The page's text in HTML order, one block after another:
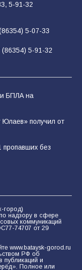
5-91-32
5-07-33
(86354) 5-91-32
БПЛА на
Юлаев» получил от
без
город)
надзору в сфере
коммуникаций
74707 от 29
www.bataysk-gorod.ru
РФ об
публикаций и
Полное или